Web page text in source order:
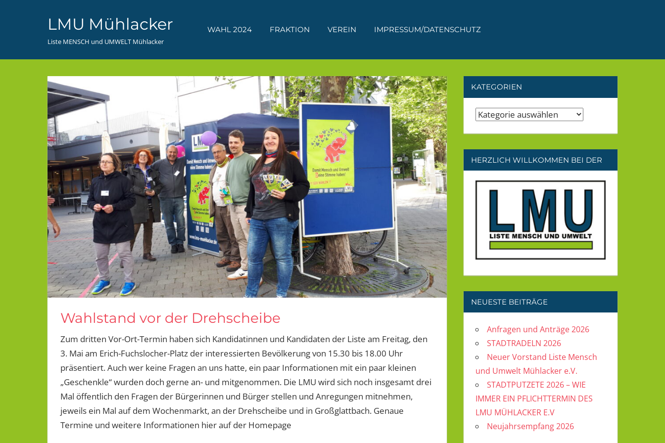
LMU Mühlacker
Liste MENSCH und UMWELT Mühlacker
WAHL 2024 FRAKTION VEREIN IMPRESSUM/DATENSCHUTZ
Wahlstand vor der Drehscheibe
Zum dritten Vor-Ort-Termin haben sich Kandidatinnen und Kandidaten der Liste am Freitag, den
3. Mai am Erich-Fuchslocher-Platz der interessierten Bevölkerung von 15.30 bis 18.00 Uhr
präsentiert. Auch wer keine Fragen an uns hatte, ein paar Informationen mit ein paar kleinen
„Geschenkle“ wurden doch gerne an- und mitgenommen. Die LMU wird sich noch insgesamt drei
Mal öffentlich den Fragen der Bürgerinnen und Bürger stellen und Anregungen mitnehmen,
jeweils ein Mal auf dem Wochenmarkt, an der Drehscheibe und in Großglattbach. Genaue
Termine und weitere Informationen hier auf der Homepage
KATEGORIEN
Kategorien
HERZLICH WILLKOMMEN BEI DER
NEUESTE BEITRÄGE
Anfragen und Anträge 2026
STADTRADELN 2026
Neuer Vorstand Liste Mensch
und Umwelt Mühlacker e.V.
STADTPUTZETE 2026 – WIE
IMMER EIN PFLICHTTERMIN DES
LMU MÜHLACKER E.V
Neujahrsempfang 2026